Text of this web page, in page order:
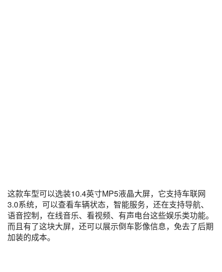
这款车型可以选装10.4英寸MP5液晶大屏，它支持车联网
3.0系统，可以查看车辆状态，智能服务，还在支持导航、
语音控制，在线音乐、看视频、有声电台这些娱乐类功能。
而且有了这块大屏，还可以展示倒车影像信息，免去了后期
加装的成本。